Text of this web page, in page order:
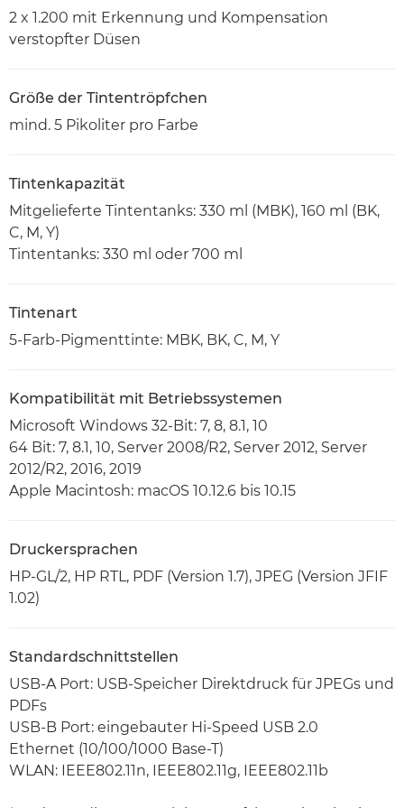
2 x 1.200 mit Erkennung und Kompensation
verstopfter Düsen
Größe der Tintentröpfchen
mind. 5 Pikoliter pro Farbe
Tintenkapazität
Mitgelieferte Tintentanks: 330 ml (MBK), 160 ml (BK,
C, M, Y)
Tintentanks: 330 ml oder 700 ml
Tintenart
5-Farb-Pigmenttinte: MBK, BK, C, M, Y
Kompatibilität mit Betriebssystemen
Microsoft Windows 32-Bit: 7, 8, 8.1, 10
64 Bit: 7, 8.1, 10, Server 2008/R2, Server 2012, Server
2012/R2, 2016, 2019
Apple Macintosh: macOS 10.12.6 bis 10.15
Druckersprachen
HP-GL/2, HP RTL, PDF (Version 1.7), JPEG (Version JFIF
1.02)
Standardschnittstellen
USB-A Port: USB-Speicher Direktdruck für JPEGs und
PDFs
USB-B Port: eingebauter Hi-Speed USB 2.0
Ethernet (10/100/1000 Base-T)
WLAN: IEEE802.11n, IEEE802.11g, IEEE802.11b